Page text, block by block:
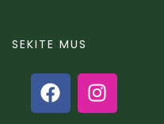
SEKITE MUS